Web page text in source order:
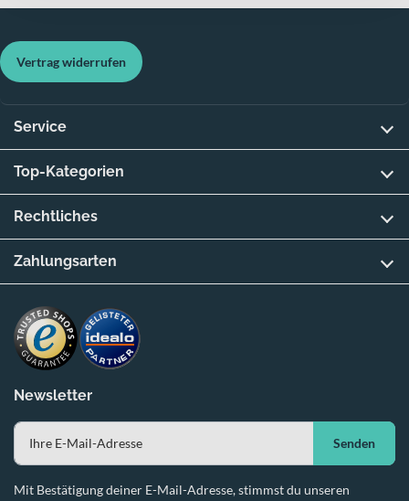
Newsletter
Senden
Mit Bestätigung deiner E-Mail-Adresse, stimmst du unseren
Vertrag widerrufen
Service
Top-Kategorien
Rechtliches
Zahlungsarten